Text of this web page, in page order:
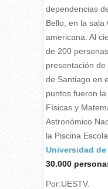
dependencias
Bello, en la sala
americana. Al
de 200
presentación
de Santiago en
puntos fueron
Físicas y
Astronómico
la Piscina
Universidad de
30.000
Por:UESTV.